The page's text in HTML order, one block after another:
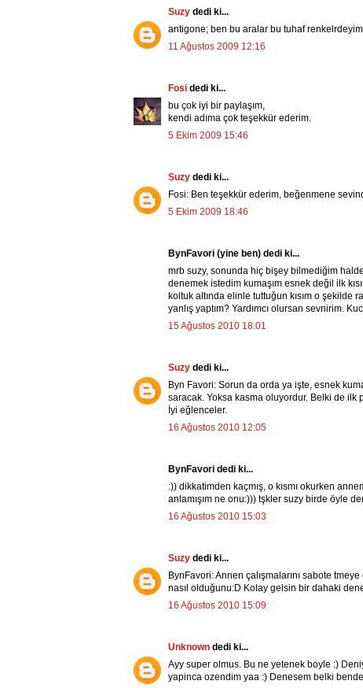
Suzy dedi ki...
antigone; ben bu aralar bu tuhaf
11 Ağustos 2009 12:16
Fosi dedi ki...
bu çok iyi bir paylaşım,
kendi adıma çok teşekkür ederim.
5 Ekim 2009 15:46
Suzy dedi ki...
Fosi: Ben teşekkür ederim, beğenmene
5 Ekim 2009 18:46
BynFavori (yine ben) dedi ki...
mrb suzy, sonunda hiç bişey bilmediğim
denemek istedim kumaşım esnek değil ilk
koltuk altında elinle tuttuğun kısım o
yanlış yaptım? Yardımcı olursan sevnirim.
15 Ağustos 2010 18:01
Suzy dedi ki...
Byn Favori: Sorun da orda ya işte, esnek
saracak. Yoksa kasma oluyordur. Belki de ilk
İyi eğlenceler.
16 Ağustos 2010 12:05
BynFavori dedi ki...
:)) dikkatimden kaçmış, o kısmı okurken
anlamışım ne onu:))) tşkler suzy birde öyle
16 Ağustos 2010 15:03
Suzy dedi ki...
BynFavori: Annen çalışmalarını sabote
nasıl olduğunu:D Kolay gelsin bir dahaki
16 Ağustos 2010 15:09
Unknown dedi ki...
Ayy super olmus. Bu ne yetenek boyle :)
yapinca ozendim yaa :) Denesem belki